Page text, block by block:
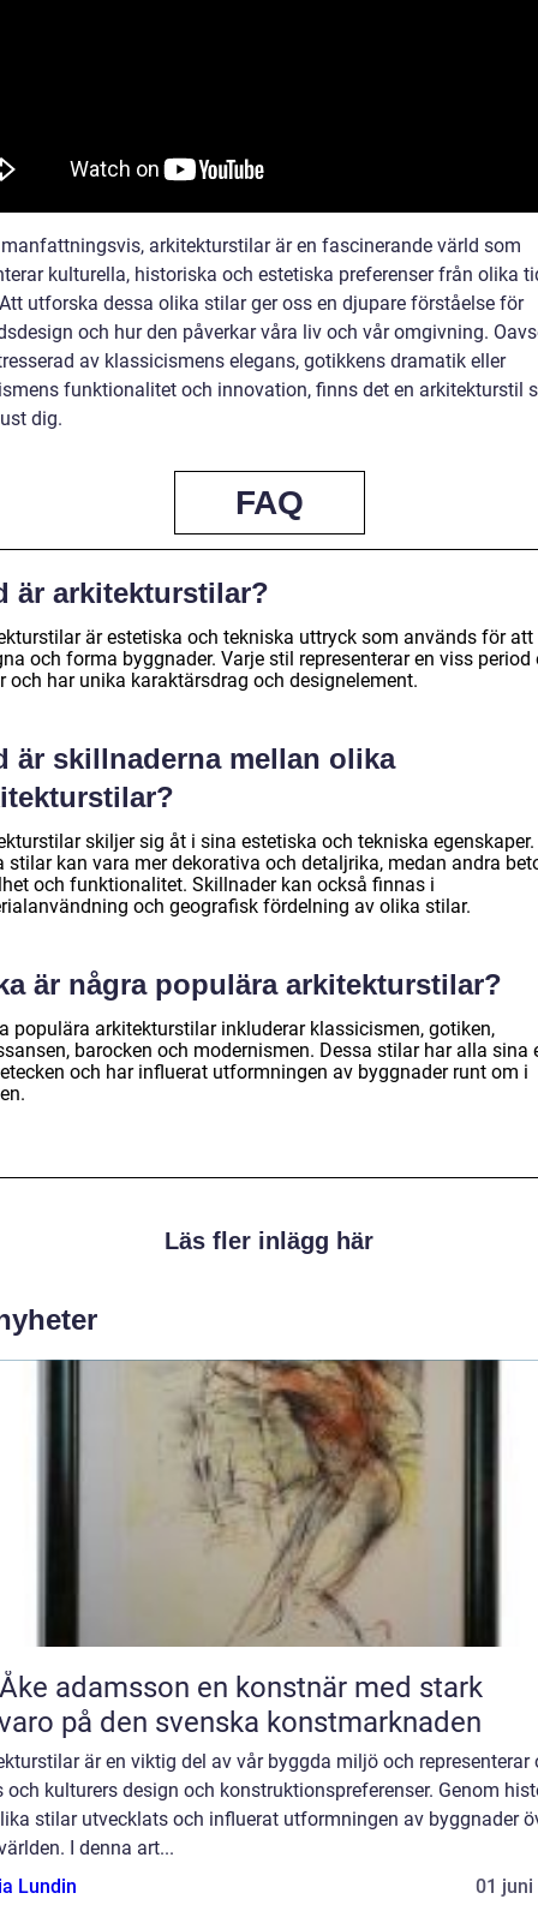
arkitekturstilar är en fascinerande värld som
kulturella, historiska och estetiska preferenser från olika
utforska dessa olika stilar ger oss en djupare förståelse för
och hur den påverkar våra liv och vår omgivning.
av klassicismens elegans, gotikkens dramatik eller
funktionalitet och innovation, finns det en arkitekturstil
dig.
FAQ
är arkitekturstilar?
är estetiska och tekniska uttryck som används för att
och forma byggnader. Varje stil representerar en viss period
och har unika karaktärsdrag och designelement.
är skillnaderna mellan olika
skiljer sig åt i sina estetiska och tekniska egenskaper.
stilar kan vara mer dekorativa och detaljrika, medan andra
och funktionalitet. Skillnader kan också finnas i
och geografisk fördelning av olika stilar.
är några populära arkitekturstilar?
populära arkitekturstilar inkluderar klassicismen, gotiken,
barocken och modernismen. Dessa stilar har alla sina
och har influerat utformningen av byggnader runt om i
Läs fler inlägg här
en konstnär med stark
på den svenska konstmarknaden
är en viktig del av vår byggda miljö och representerar
och kulturers design och konstruktionspreferenser. Genom
stilar utvecklats och influerat utformningen av byggnader
I denna art...
Lundin
01 juni